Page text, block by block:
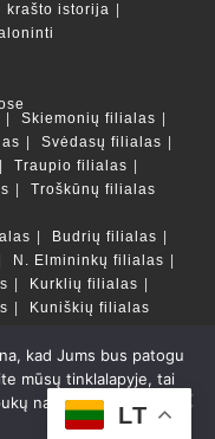
krašto istorija
Skiemonių filialas
Svėdasų filialas
Traupio filialas
Troškūnų filialas
Budrių filialas
N. Elmininkų filialas
Kurklių filialas
Kuniškių filialas
LT
Liudvikos ir
2022 Powered by
LT
kad Jums bus patogu
mūsų tinklalapyje, tai
naudojimu.